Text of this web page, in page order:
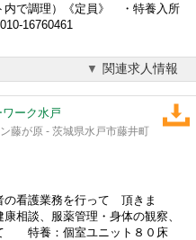
内で調理）《定員》 ・特養入所
16760461
関連求人情報
ーク水戸
が原 - 茨城県水戸市藤井町
の看護業務を行って 頂きま
相談、服薬管理・身体の観察、
特養：個室ユニット８０床